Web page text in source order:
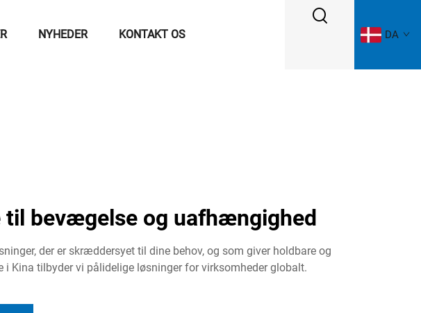
NYHEDER KONTAKT OS DA
til bevægelse og uafhængighed
der er skræddersyet til dine behov, og som giver holdbare og
Kina tilbyder vi pålidelige løsninger for virksomheder globalt.